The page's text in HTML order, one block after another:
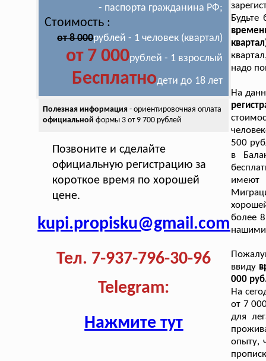
- паспорта гражданина РФ;
Стоимость :
от 8 000рублей - 1 человек (квартал)
от 7 000рублей - 1 взрослый
Бесплатнодети до 18 лет
Полезная информация- ориентировочная оплата
официальной формы 3 от 9 700 рублей
Позвоните и сделайте
официальную регистрацию за
короткое время по хорошей
цене.
kupi.propisku@gmail.com
Тел. 7-937-796-30-96
Telegram:
Нажмите тут
Будьте
надо
На
500
в
имеют
более
нашими
ввиду
000
На
от 7
для
опыту,